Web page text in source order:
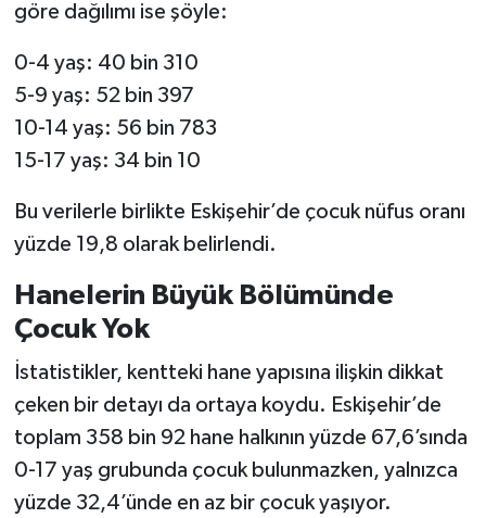
göre dağılımı ise şöyle:
0-4 yaş: 40 bin 310
5-9 yaş: 52 bin 397
10-14 yaş: 56 bin 783
15-17 yaş: 34 bin 10
Bu verilerle birlikte Eskişehir’de çocuk nüfus oranı
yüzde 19,8 olarak belirlendi.
Hanelerin Büyük Bölümünde
Çocuk Yok
İstatistikler, kentteki hane yapısına ilişkin dikkat
çeken bir detayı da ortaya koydu. Eskişehir’de
toplam 358 bin 92 hane halkının yüzde 67,6’sında
0-17 yaş grubunda çocuk bulunmazken, yalnızca
yüzde 32,4’ünde en az bir çocuk yaşıyor.